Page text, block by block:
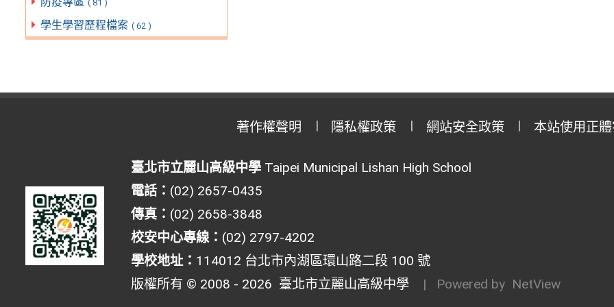
( 81 )
學生學習歷程檔案 ( 62 )
著作權聲明 隱私權政策 網站安全政策 本站使用正
臺北市立麗山高級中學Taipei Municipal Lishan High School
電話： (02) 2657-0435
傳真： (02) 2658-3848
校安中心專線： (02) 2797-4202
學校地址： 114012 台北市內湖區環山路二段 100 號
版權所有 © 2008 - 2026 臺北市立麗山高級中學 | Powered by NetView